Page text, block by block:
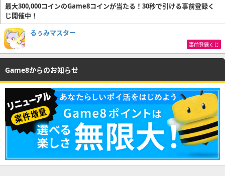
最大300,000コインのGame8コインが当たる！30秒で引ける事前登録く
じ開催中！
るぅみマスター
事前登録くじ
Game8からのお知らせ